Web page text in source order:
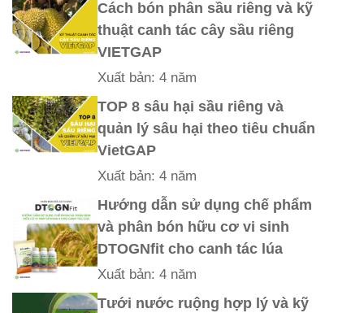
Cách bón phân sầu riêng và kỹ
thuật canh tác cây sầu riêng
VIETGAP
Xuất bản: 4 năm
TOP 8 sâu hại sầu riêng và
quản lý sâu hại theo tiêu chuẩn
VietGAP
Xuất bản: 4 năm
Hướng dẫn sử dụng chế phẩm
và phân bón hữu cơ vi sinh
DTOGNfit cho canh tác lúa
Xuất bản: 4 năm
Tưới nước ruộng hợp lý và kỹ